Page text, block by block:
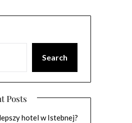
Search
Posts
hotel w Istebnej?